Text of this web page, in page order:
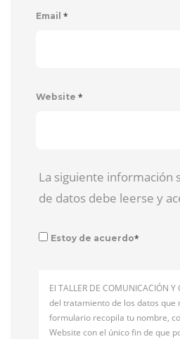
Email *
Website *
La siguiente información
de datos debe leerse y
Estoy de acuerdo*
El TALLER DE COMUNICACIÓN
del tratamiento de los datos que
formulario recopila tu nombre,
Website con el único fin de que